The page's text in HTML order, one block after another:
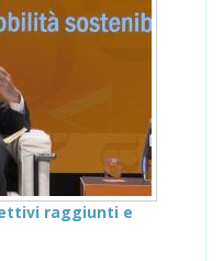
raggiunti e